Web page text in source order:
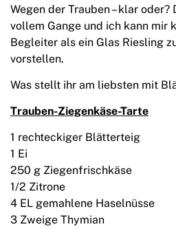
Wegen der Trauben – klar oder?
vollem Gange und ich kann mir
Begleiter als ein Glas Riesling
vorstellen.
Was stellt ihr am liebsten mit
Trauben-Ziegenkäse-Tarte
1 rechteckiger Blätterteig
1 Ei
250 g Ziegenfrischkäse
1/2 Zitrone
4 EL gemahlene Haselnüsse
3 Zweige Thymian